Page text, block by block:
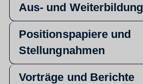
Aus- und Weiterbildung
Positionspapiere und
Stellungnahmen
Vorträge und Berichte